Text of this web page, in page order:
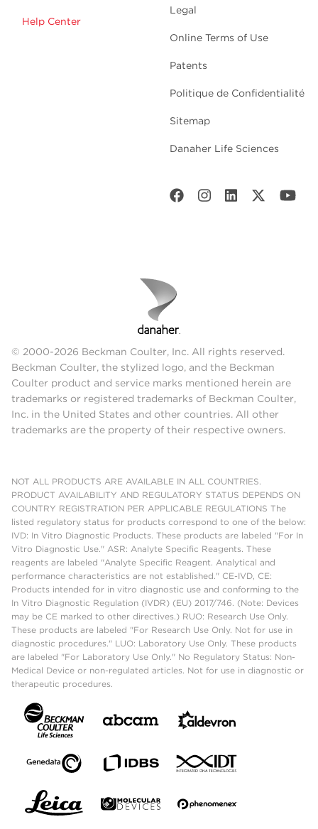
Help Center
Legal
Online Terms of Use
Patents
Politique de Confidentialité
Sitemap
Danaher Life Sciences
© 2000-2026 Beckman Coulter, Inc. All rights reserved.
Beckman Coulter, the stylized logo, and the Beckman
Coulter product and service marks mentioned herein are
trademarks or registered trademarks of Beckman Coulter,
Inc. in the United States and other countries. All other
trademarks are the property of their respective owners.
NOT ALL PRODUCTS ARE AVAILABLE IN ALL COUNTRIES.
PRODUCT AVAILABILITY AND REGULATORY STATUS DEPENDS ON
COUNTRY REGISTRATION PER APPLICABLE REGULATIONS The
listed regulatory status for products correspond to one of the below:
IVD: In Vitro Diagnostic Products. These products are labeled "For In
Vitro Diagnostic Use." ASR: Analyte Specific Reagents. These
reagents are labeled "Analyte Specific Reagent. Analytical and
performance characteristics are not established." CE-IVD, CE:
Products intended for in vitro diagnostic use and conforming to the
In Vitro Diagnostic Regulation (IVDR) (EU) 2017/746. (Note: Devices
may be CE marked to other directives.) RUO: Research Use Only.
These products are labeled "For Research Use Only. Not for use in
diagnostic procedures." LUO: Laboratory Use Only. These products
are labeled "For Laboratory Use Only." No Regulatory Status: Non-
Medical Device or non-regulated articles. Not for use in diagnostic or
therapeutic procedures.